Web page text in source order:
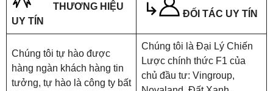
THƯƠNG HIỆU
UY TÍN
ĐỐI TÁC UY TÍN
Chúng tôi tự hào được
hàng ngàn khách hàng tin
tưởng, tự hào là công ty bất
Chúng tôi là Đại Lý Chiến
Lược chính thức F1 của
chủ đầu tư: Vingroup,